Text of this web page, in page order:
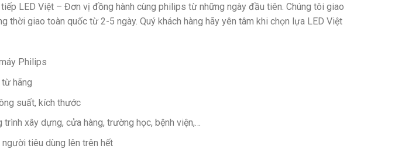
LED Việt – Đơn vị đồng hành cùng philips từ những ngày đầu tiên. Chúng tôi giao
thời giao toàn quốc từ 2-5 ngày. Quý khách hàng hãy yên tâm khi chọn lựa LED Việt
Philips
hãng
suất, kích thước
xây dựng, cửa hàng, trường học, bệnh viện,…
tiêu dùng lên trên hết